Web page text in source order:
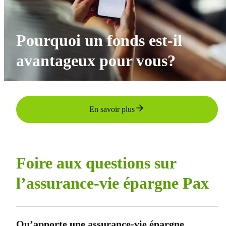
Pourquoi un fonds est-il
avantageux pour vous?
En savoir plus
Foire aux questions sur
l’assurance-vie épargne Pax